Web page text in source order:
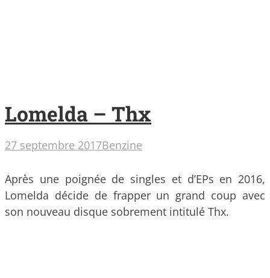
Lomelda – Thx
27 septembre 2017Benzine
Après une poignée de singles et d’EPs en 2016,
Lomelda décide de frapper un grand coup avec
son nouveau disque sobrement intitulé Thx.